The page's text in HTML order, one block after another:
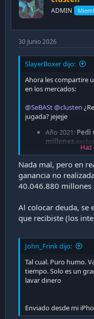
Ver adjunto
ADMIN
30 Junio 2026
SlayerBoxer dijo:
Ahora les compartire
en los mercados:
@SeBASt@clusten
jugada? jejejje
Año 2021: Pedi
millones
Muchos en
5 años
como pueden
Ver adjunto
años
Haz
Nada mal, pero en
ganancia no
40.046.880 millones
Al colocar deuda, se
que recibiste (los
John_Frink dijo:
Tal cual. Puro humo.
tiempo. Solo es un
lavar dinero
Enviado desde mi